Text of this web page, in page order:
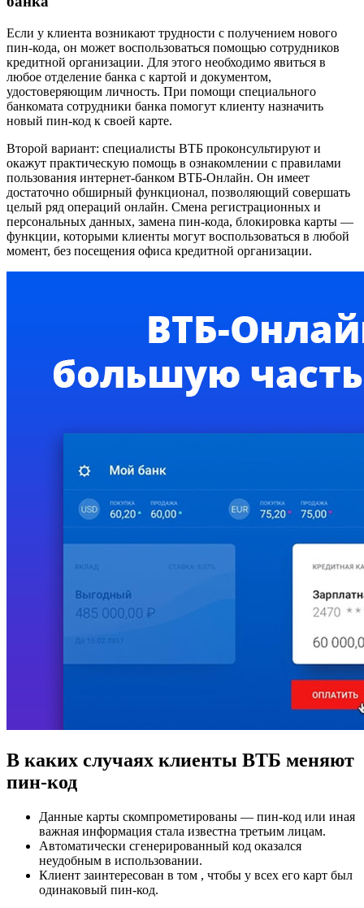
Если у клиента возникают трудности с получением нового
пин-кода, он может воспользоваться помощью сотрудников
кредитной организации. Для этого необходимо явиться в
любое отделение банка с картой и документом,
удостоверяющим личность. При помощи специального
банкомата сотрудники банка помогут клиенту назначить
новый пин-код к своей карте.
Второй вариант: специалисты ВТБ проконсультируют и
окажут практическую помощь в ознакомлении с правилами
пользования интернет-банком ВТБ-Онлайн. Он имеет
достаточно обширный функционал, позволяющий совершать
целый ряд операций онлайн. Смена регистрационных и
персональных данных, замена пин-кода, блокировка карты —
функции, которыми клиенты могут воспользоваться в любой
момент, без посещения офиса кредитной организации.
В каких случаях клиенты ВТБ меняют
пин-код
Данные карты скомпрометированы — пин-код или иная
важная информация стала известна третьим лицам.
Автоматически сгенерированный код оказался
неудобным в использовании.
Клиент заинтересован в том , чтобы у всех его карт был
одинаковый пин-код.